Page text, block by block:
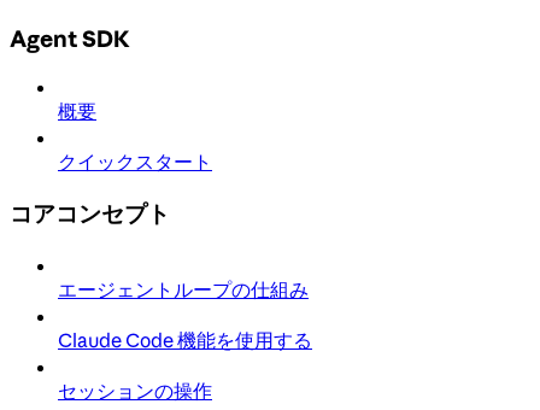
Agent SDK
概要
クイックスタート
コアコンセプト
エージェントループの仕組み
Claude Code 機能を使用する
セッションの操作